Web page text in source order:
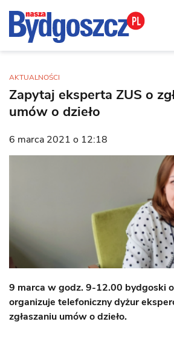
AKTUALNOŚCI
Zapytaj eksperta ZUS o
umów o dzieło
6 marca 2021 o 12:18
9 marca w godz. 9-12.00 bydgoski
organizuje telefoniczny dyżur
zgłaszaniu umów o dzieło.